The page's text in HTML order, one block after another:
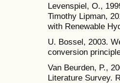
Levenspiel, O.,
Timothy Lipman,
with Renewable
U. Bossel, 2003.
conversion
Van Beurden, P.,
Literature Survey.